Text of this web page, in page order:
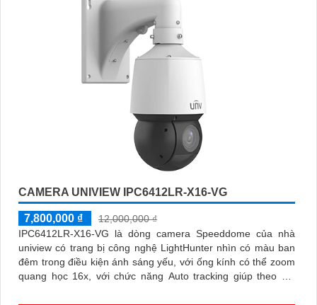
mềm này để tối ưu hóa việc sử dụng.
**Hãy tham khảo ý kiến chuyên gia**: Nếu cần, bạn có thể tìm
kiếm sự tư vấn từ các chuyên gia về lĩnh vực lắp đặt Camera để
có sự hiểu biết rõ hơn về sản phẩm và quy trình lắp đặt.
Chúc bạn thành công trong việc lắp đặt Camera UNV Uniview
chất lượng và ứng dụng công nghệ phù hợp với nhu cầu của
CAMERA UNIVIEW IPC6412LR-X16-VG
7,800,000 ₫
12,000,000 ₫
IPC6412LR-X16-VG là dòng camera Speeddome của nhà
uniview có trang bị công nghệ LightHunter nhìn có màu ban
đêm trong điều kiện ánh sáng yếu, với ống kính có thể zoom
quang học 16x, với chức năng Auto tracking giúp theo dõi